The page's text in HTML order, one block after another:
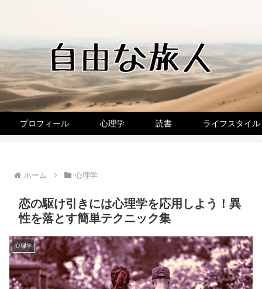
プロフィール 心理学 読書 ライフスタイル
ホーム 心理学
恋の駆け引きには心理学を応用しよう！異
性を落とす簡単テクニック集
心理学